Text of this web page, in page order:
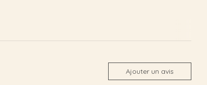
Ajouter un avis